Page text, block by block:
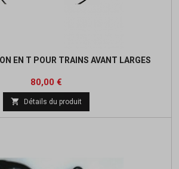
EN T POUR TRAINS AVANT LARGES
Prix
80,00 €
base
 Détails du produit